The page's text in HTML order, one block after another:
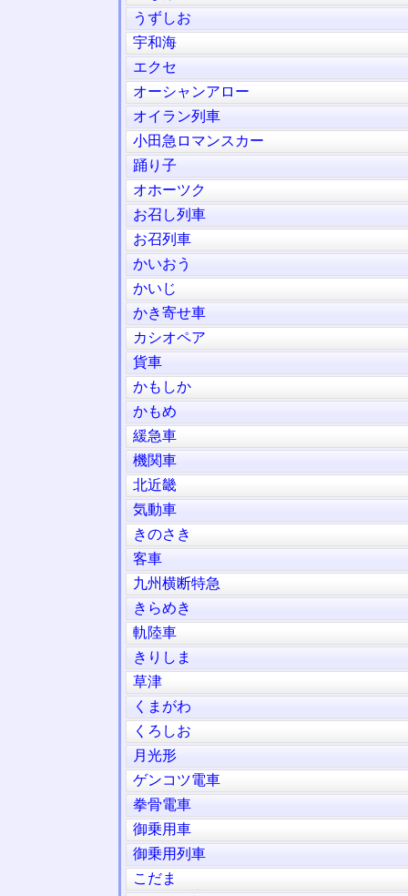
うずしお
宇和海
エクセ
オーシャンアロー
オイラン列車
小田急ロマンスカー
踊り子
オホーツク
お召し列車
お召列車
かいおう
かいじ
かき寄せ車
カシオペア
貨車
かもしか
かもめ
緩急車
機関車
北近畿
気動車
きのさき
客車
九州横断特急
きらめき
軌陸車
きりしま
草津
くまがわ
くろしお
月光形
ゲンコツ電車
拳骨電車
御乗用車
御乗用列車
こだま